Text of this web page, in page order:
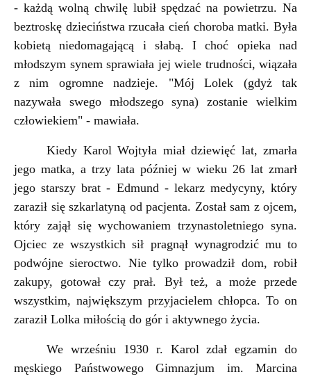
- każdą wolną chwilę lubił spędzać na powietrzu. Na
beztroskę dzieciństwa rzucała cień choroba matki. Była
kobietą niedomagającą i słabą. I choć opieka nad
młodszym synem sprawiała jej wiele trudności, wiązała
z nim ogromne nadzieje. "Mój Lolek (gdyż tak
nazywała swego młodszego syna) zostanie wielkim
człowiekiem" - mawiała.
Kiedy Karol Wojtyła miał dziewięć lat, zmarła
jego matka, a trzy lata później w wieku 26 lat zmarł
jego starszy brat - Edmund - lekarz medycyny, który
zaraził się szkarlatyną od pacjenta. Został sam z ojcem,
który zajął się wychowaniem trzynastoletniego syna.
Ojciec ze wszystkich sił pragnął wynagrodzić mu to
podwójne sieroctwo. Nie tylko prowadził dom, robił
zakupy, gotował czy prał. Był też, a może przede
wszystkim, największym przyjacielem chłopca. To on
zaraził Lolka miłością do gór i aktywnego życia.
We wrześniu 1930 r. Karol zdał egzamin do
męskiego Państwowego Gimnazjum im. Marcina